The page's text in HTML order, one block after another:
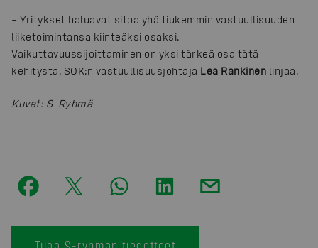
– Yritykset haluavat sitoa yhä tiukemmin vastuullisuuden
liiketoimintansa kiinteäksi osaksi.
Vaikuttavuussijoittaminen on yksi tärkeä osa tätä
kehitystä, SOK:n vastuullisuusjohtaja Lea Rankinen linjaa.
Kuvat: S-Ryhmä